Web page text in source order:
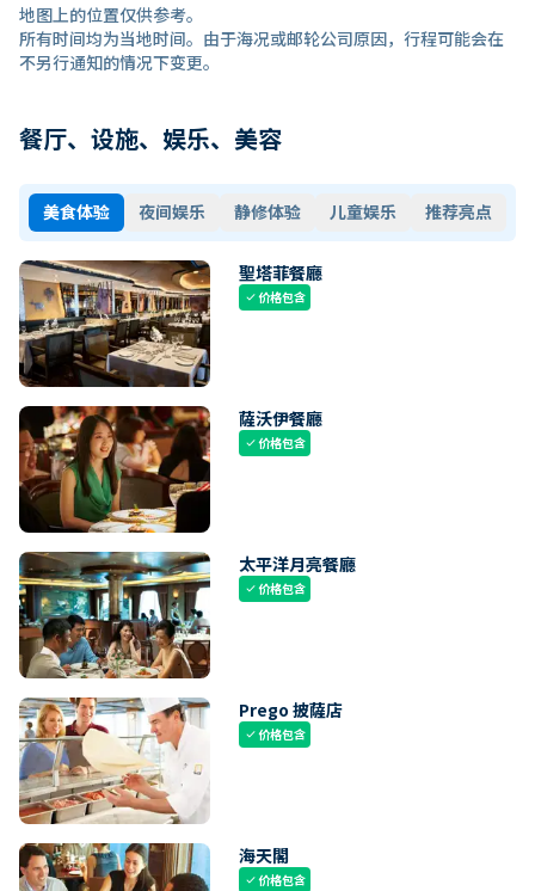
地图上的位置仅供参考。
所有时间均为当地时间。由于海况或邮轮公司原因，行程可能会在
不另行通知的情况下变更。
餐厅、设施、娱乐、美容
美食体验 夜间娱乐 静修体验 儿童娱乐 推荐亮点
聖塔菲餐廳
check价格包含
薩沃伊餐廳
check价格包含
太平洋月亮餐廳
check价格包含
Prego 披薩店
check价格包含
海天閣
check价格包含